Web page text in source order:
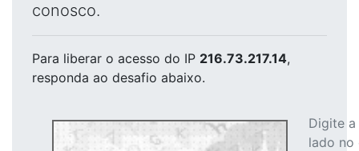
conosco.
Para liberar o acesso do IP 216.73.217.14,
responda ao desafio abaixo.
Digite
lado no